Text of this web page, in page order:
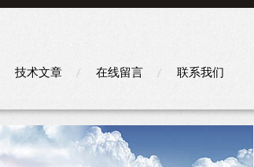
技术文章 在线留言 联系我们